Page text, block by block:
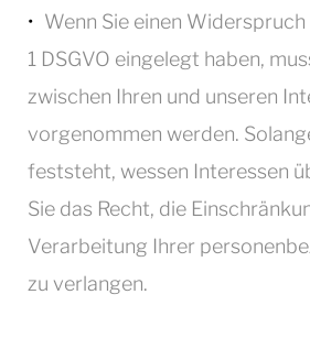
Wenn Sie einen
1 DSGVO eingelegt haben,
zwischen Ihren und unseren
vorgenommen werden.
feststeht, wessen Interessen
Sie das Recht, die
Verarbeitung Ihrer
zu verlangen.